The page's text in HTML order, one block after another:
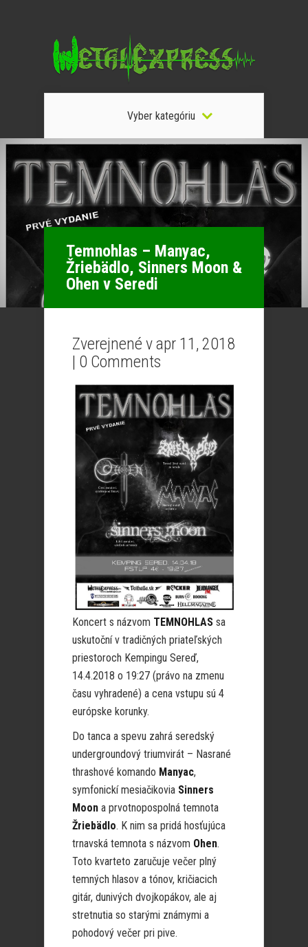
Vyber kategóriu
Temnohlas – Manyac,
Žriebädlo, Sinners Moon &
Ohen v Seredi
Zverejnené v apr 11, 2018
| 0 Comments
Koncert s názvom TEMNOHLAS sa
uskutoční v tradičných priateľských
priestoroch Kempingu Sereď,
14.4.2018 o 19:27 (právo na zmenu
času vyhradené) a cena vstupu sú 4
európske korunky.
Do tanca a spevu zahrá seredský
undergroundový triumvirát – Nasrané
thrashové komando Manyac,
symfonickí mesiačikovia Sinners
Moon a prvotnopospolná temnota
Žriebädlo. K nim sa pridá hosťujúca
trnavská temnota s názvom Ohen.
Toto kvarteto zaručuje večer plný
temných hlasov a tónov, kričiacich
gitár, dunivých dvojkopákov, ale aj
stretnutia so starými známymi a
pohodový večer pri pive.